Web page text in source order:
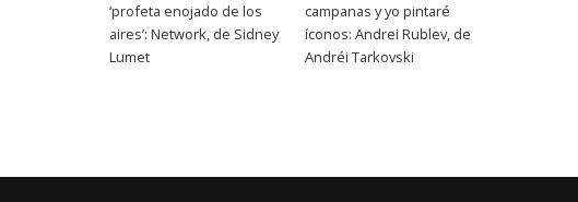
‘profeta enojado de los
aires’: Network, de Sidney
Lumet
campanas y yo pintaré
íconos: Andrei Rublev, de
Andréi Tarkovski